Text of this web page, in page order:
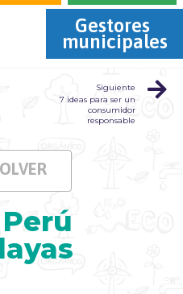
Gestores
municipales
Siguiente
7 ideas para ser un
consumidor
responsable